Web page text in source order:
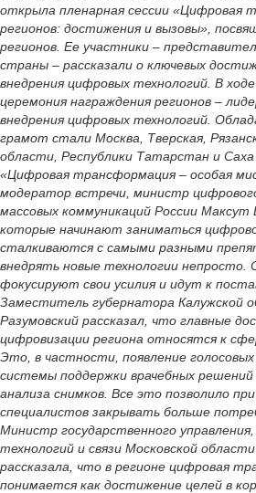
открыла пленарная сессии «Цифровая
регионов: достижения и вызовы»,
регионов. Ее участники –
страны – рассказали о ключевых
внедрения цифровых технологий. В
церемония награждения регионов –
внедрения цифровых технологий.
грамот стали Москва, Тверская,
области, Республики Татарстан и Саха
«Цифровая трансформация – особая
модератор встречи, министр
массовых коммуникаций России Максут
которые начинают заниматься
сталкиваются с самыми разными
внедрять новые технологии непросто.
фокусируют свои усилия и идут к
Заместитель губернатора Калужской
Разумовский рассказал, что главные
цифровизации региона относятся к
Это, в частности, появление
системы поддержки врачебных
анализа снимков. Все это позволило
специалистов закрывать больше
Министр государственного
технологий и связи Московской
рассказала, что в регионе цифровая
понимается как достижение целей в